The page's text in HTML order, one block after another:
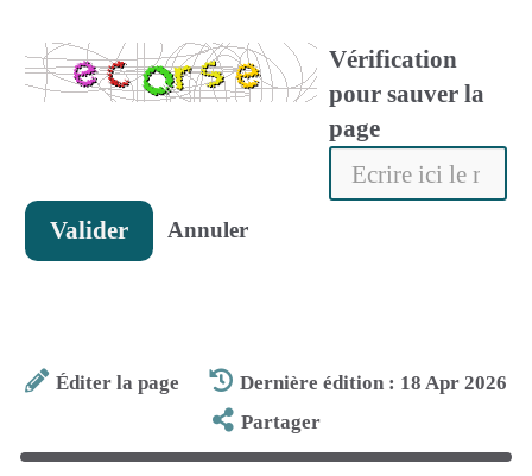
Vérification
pour sauver la
page
Valider Annuler
Éditer la page
Dernière édition : 18 Apr 2026
Partager